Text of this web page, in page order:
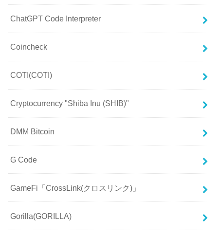
ChatGPT Code Interpreter
Coincheck
COTI(COTI)
Cryptocurrency "Shiba Inu (SHIB)"
DMM Bitcoin
G Code
GameFi「CrossLink(クロスリンク)」
Gorilla(GORILLA)